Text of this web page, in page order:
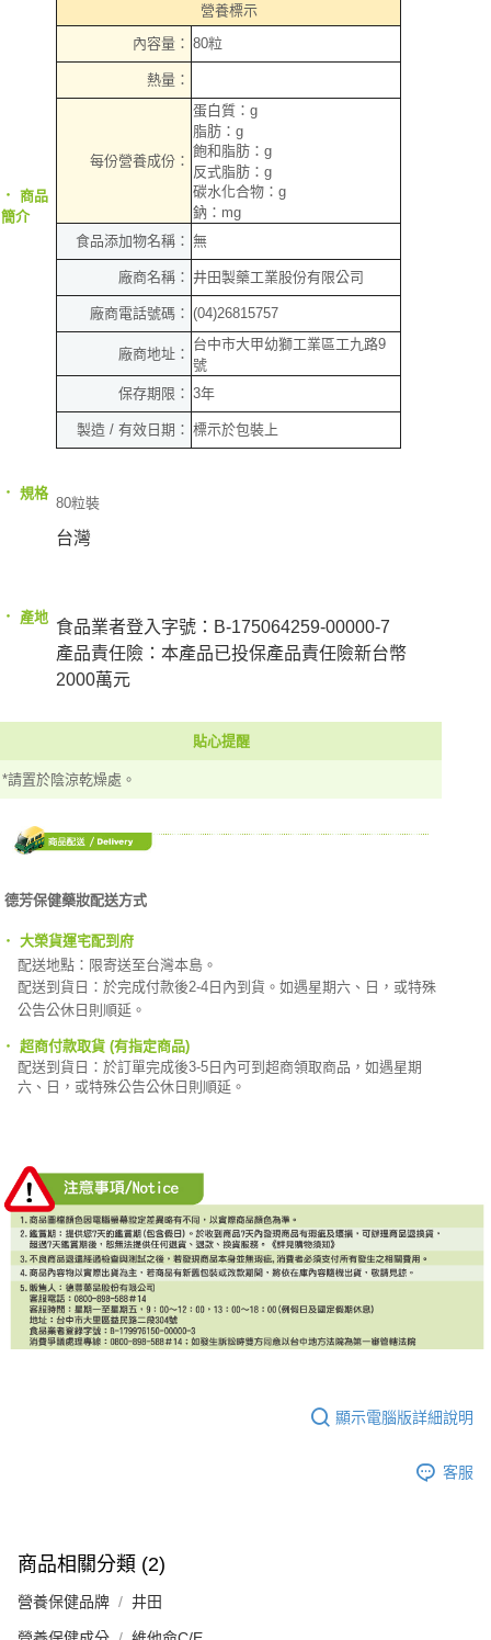
１．於結帳方式選擇「AFTEE先享後付」後，將跳轉至「AFTEE先享後付」
結帳頁面，進行簡訊認證並確認金額後，即可完成結帳。
２．訂單成立數日內，您將收到繳費通知簡訊。
３．收到繳費通知簡訊後14天內，點擊此簡訊中的連結，可透過四大超商／
ATM／網路銀行／等多元方式進行付款，方視為交易完成。
※ 請注意：結帳手續完成當下不需立刻繳費，但若您需要取消訂單，請聯絡
購買商品的店家。未經商家同意取消之訂單仍視為有效，需透過AFTEE先享
※ 交易是否成功請以「AFTEE先享後付 」之結帳頁面顯示為準，若有關於
是否繳費成功／繳費後需取消欲退款等相關疑問，請聯繫「AFTEE先享後付
https://netprotections.freshdesk.com/support/home
【注意事項】
１．透過由恩沛科技股份有限公司提供之「AFTEE先享後付」服務完成之交
易，需依本服務之必要範圍內提供個人資料，並將交易相關給付款項請求債
權轉讓予恩沛科技股份有限公司。
https://aftee.tw/terms/#terms3
３．未成年的使用者請事先徵得法定代理人或監護人之同意方可使用
「AFTEE先享後付」，若未經同意申辦者引起之損失，本公司不負相關責
４．使用「AFTEE先享後付」時，將依據個別帳號之用戶狀況，依本公司即
時審查核予不同之上限額度；若仍有額度不足之情形，本公司將視審查結果
５．嚴禁一人註冊多個帳號或使用他人資訊註冊。若發現惡意使用之情形，
恩沛科技股份有限公司將有權停止該用戶之使用額度並採取法律行動。
7-11取貨付款
每筆NT$70，滿NT$600(含以上)免運費
每筆NT$80，滿NT$600(含以上)免運費
郵局（離島配送）
每筆NT$125
付款後門市自取
‧ 商品
簡介
營養標示
內容量： 80粒
熱量：
每份營養成份：
蛋白質：g
脂肪：g
飽和脂肪：g
反式脂肪：g
碳水化合物：g
鈉：mg
食品添加物名稱： 無
廠商名稱： 井田製藥工業股份有限公司
廠商電話號碼： (04)26815757
廠商地址：
台中市大甲幼獅工業區工九路9
號
保存期限： 3年
製造 / 有效日期： 標示於包裝上
‧ 規格
80粒裝
‧ 產地
台灣
食品業者登入字號：B-175064259-00000-7
產品責任險：本產品已投保產品責任險新台幣
2000萬元
貼心提醒
*請置於陰涼乾燥處。
德芳保健藥妝配送方式
‧ 大榮貨運宅配到府
配送地點：限寄送至台灣本島。
配送到貨日：於完成付款後2-4日內到貨。如遇星期六、日，或特殊
公告公休日則順延。
‧ 超商付款取貨 (有指定商品)
配送到貨日：於訂單完成後3-5日內可到超商領取商品，如遇星期
六、日，或特殊公告公休日則順延。
顯示電腦版詳細說明
客服
商品相關分類 (2)
營養保健品牌 井田